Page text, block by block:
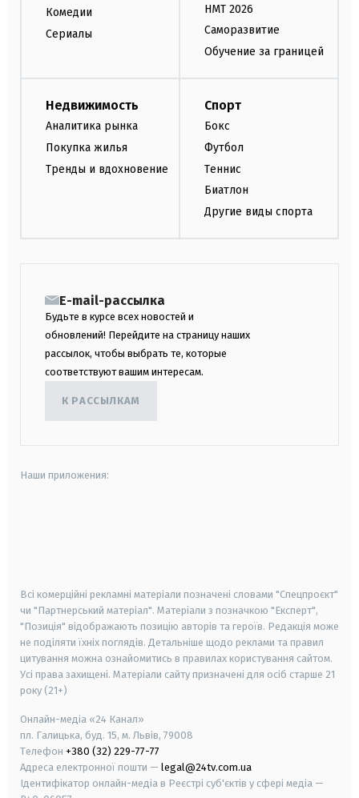
Комедии
Сериалы
НМТ 2026
Саморазвитие
Обучение за границей
Недвижимость
Аналитика рынка
Покупка жилья
Тренды и вдохновение
Спорт
Бокс
Футбол
Теннис
Биатлон
Другие виды спорта
E-mail-рассылка
Будьте в курсе всех новостей и
обновлений! Перейдите на страницу наших
рассылок, чтобы выбрать те, которые
соответствуют вашим интересам.
К РАССЫЛКАМ
Наши приложения:
Всі комерційні рекламні матеріали позначені словами "Спецпроєкт"
чи "Партнерський матеріал". Матеріали з позначкою "Експерт",
"Позиція" відображають позицію авторів та героїв. Редакція може
не поділяти їхніх поглядів. Детальніше щодо реклами та правил
цитування можна ознайомитись в правилах користування сайтом.
Усі права захищені. Матеріали сайту призначені для осіб старше 21
року (21+)
Онлайн-медіа «24 Канал»
пл. Галицька, буд. 15, м. Львів, 79008
Телефон +380 (32) 229-77-77
Адреса електронної пошти — legal@24tv.com.ua
Ідентифікатор онлайн-медіа в Реєстрі суб'єктів у сфері медіа —